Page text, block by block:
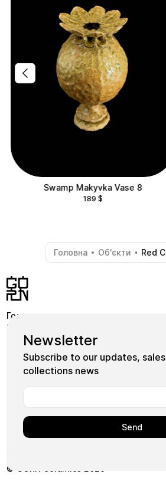
Swamp Makyvka Vase 8
189 $
Головна - Об'єкти - Red
Користуючись нашим сайтом, ви
використання нами файлів cookie.
Newsletter
Subscribe to our updates,
collections news
Головна
Крамниця
Школа
Коллекції
Майстри
Плитка
© GORN Ceramics 2026